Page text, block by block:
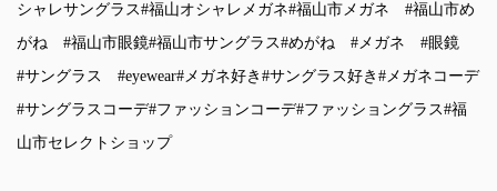
シャレサングラス#福山オシャレメガネ#福山市メガネ
#福山市め
がね
#福山市眼鏡#福山市サングラス#めがね #メガネ
#眼鏡
#サングラス
#eyewear#メガネ好き #サングラス好き #メガネコーデ
#サングラスコーデ#ファッションコーデ#ファッショングラス#福
山市セレクトショップ